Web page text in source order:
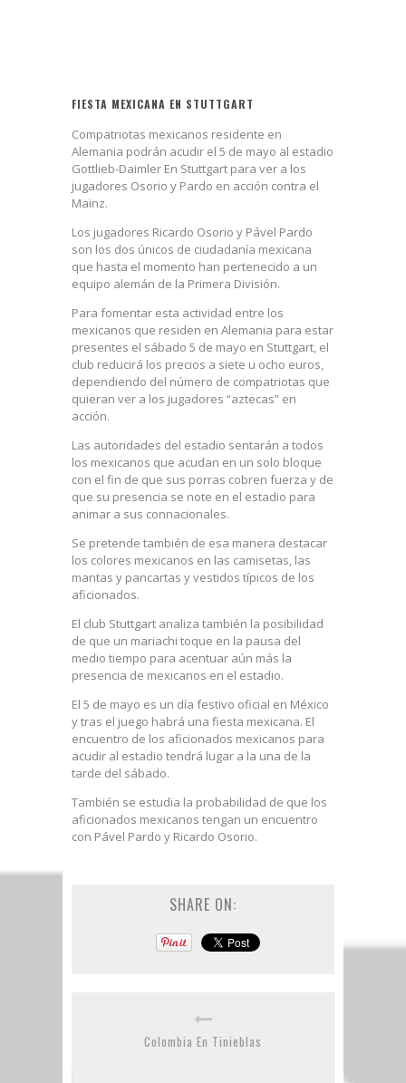
FIESTA MEXICANA EN STUTTGART
Compatriotas mexicanos residente en
Alemania podrán acudir el 5 de mayo al estadio
Gottlieb-Daimler En Stuttgart para ver a los
jugadores Osorio y Pardo en acción contra el
Mainz.
Los jugadores Ricardo Osorio y Pável Pardo
son los dos únicos de ciudadanía mexicana
que hasta el momento han pertenecido a un
equipo alemán de la Primera División.
Para fomentar esta actividad entre los
mexicanos que residen en Alemania para estar
presentes el sábado 5 de mayo en Stuttgart, el
club reducirá los precios a siete u ocho euros,
dependiendo del número de compatriotas que
quieran ver a los jugadores “aztecas” en
acción.
Las autoridades del estadio sentarán a todos
los mexicanos que acudan en un solo bloque
con el fin de que sus porras cobren fuerza y de
que su presencia se note en el estadio para
animar a sus connacionales.
Se pretende también de esa manera destacar
los colores mexicanos en las camisetas, las
mantas y pancartas y vestidos típicos de los
aficionados.
El club Stuttgart analiza también la posibilidad
de que un mariachi toque en la pausa del
medio tiempo para acentuar aún más la
presencia de mexicanos en el estadio.
El 5 de mayo es un día festivo oficial en México
y tras el juego habrá una fiesta mexicana. El
encuentro de los aficionados mexicanos para
acudir al estadio tendrá lugar a la una de la
tarde del sábado.
También se estudia la probabilidad de que los
aficionados mexicanos tengan un encuentro
con Pável Pardo y Ricardo Osorio.
SHARE ON:
Colombia En Tinieblas